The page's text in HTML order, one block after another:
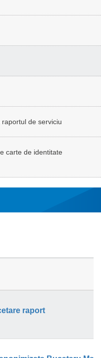
de serviciu
carte de identitate
raport